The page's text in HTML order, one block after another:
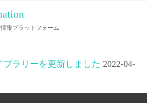
報プラットフォーム
ラリーを更新しました 2022-04-